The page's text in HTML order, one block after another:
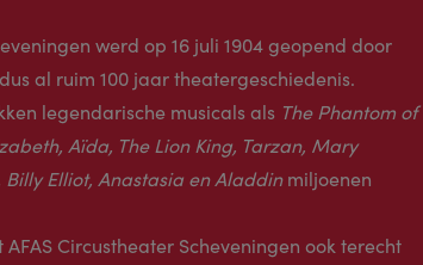
werd op 16 juli 1904 geopend door
al ruim 100 jaar theatergeschiedenis.
legendarische musicals als The Phantom of
Aïda, The Lion King, Tarzan, Mary
Billy Elliot, Anastasia en Aladdinmiljoenen
Circustheater Scheveningen ook terecht